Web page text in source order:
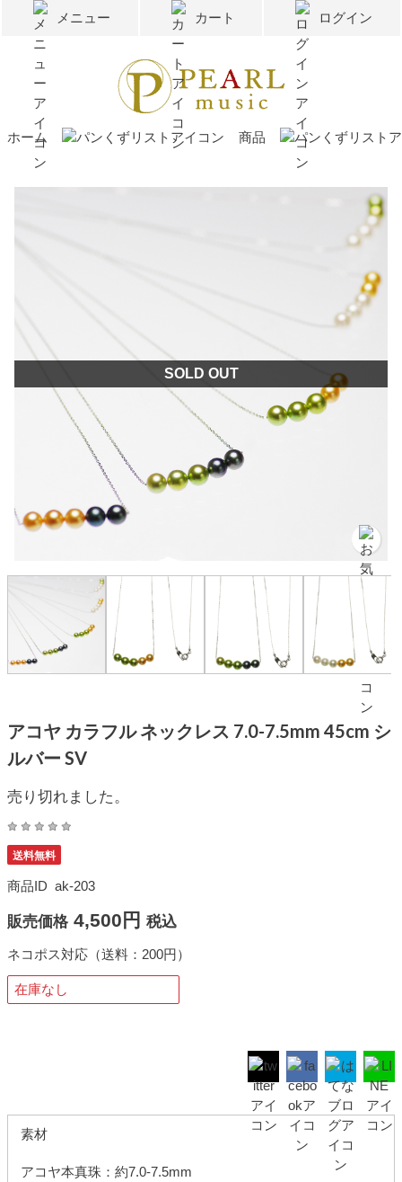
メニュー カート ログイン
ホーム 商品
SOLD OUT
アコヤ カラフル ネックレス 7.0-7.5mm 45cm シ
ルバー SV
売り切れました。
送料無料
商品ID ak-203
販売価格 4,500円 税込
ネコポス対応（送料：200円）
在庫なし
素材
アコヤ本真珠：約7.0-7.5mm